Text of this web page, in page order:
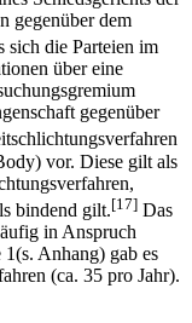
Schiedsgerichts der
gegenüber dem
die Parteien im
über eine
gegenüber
vor. Diese gilt als
bindend gilt.[17]
in Anspruch
Anhang) gab es
(ca. 35 pro Jahr).